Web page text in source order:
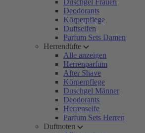
Duschgel Frauen
Deodorants
Körperpflege
Duftseifen
Parfum Sets Damen
Herrendüfte
Alle anzeigen
Herrenparfum
After Shave
Körperpflege
Duschgel Männer
Deodorants
Herrenseife
Parfum Sets Herren
Duftnoten